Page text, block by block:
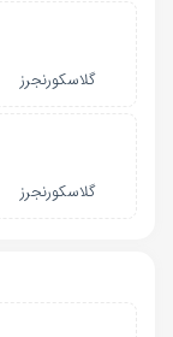
گلاسکورنجرز
گلاسکورنجرز